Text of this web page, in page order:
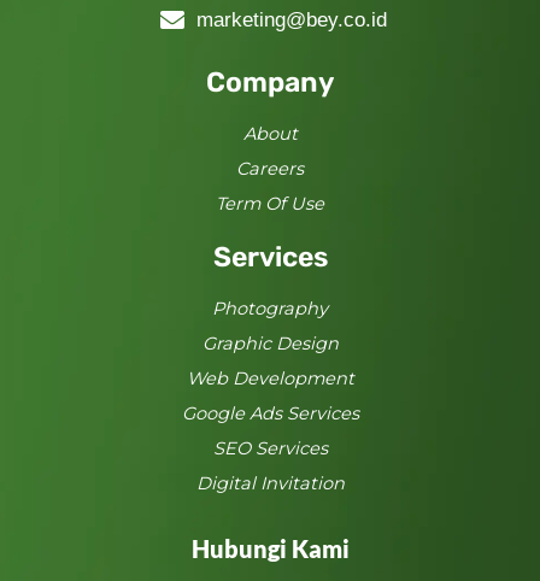
marketing@bey.co.id
Company
About
Careers
Term Of Use
Services
Photography
Graphic Design
Web Development
Google Ads Services
SEO Services
Digital Invitation
Hubungi Kami